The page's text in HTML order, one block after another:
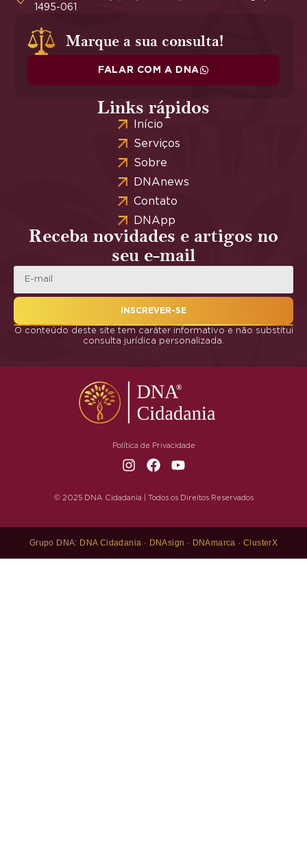
1495-061
Marque a sua consulta!
FALAR COM A DNA
Links rápidos
Início
Serviços
Sobre
DNAnews
Contato
DNApp
Receba novidades e artigos no
seu e-mail
INSCREVER-SE
O conteúdo deste site tem caráter informativo e não substitui
consulta jurídica personalizada.
© 2025 DNA Cidadania | Todos os Direitos Reservados
Política de Privacidade
Grupo DNA: DNA Cidadania · DNAsign · DNAmarca ·ClusterX